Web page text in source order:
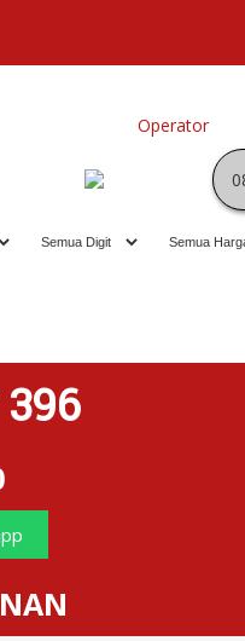
Operator
396